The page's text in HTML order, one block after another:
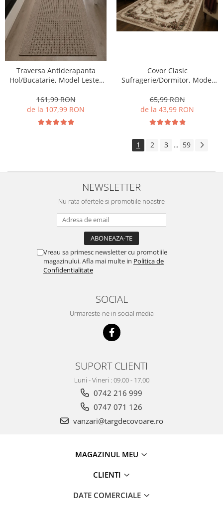
Traversa Antiderapanta
Hol/Bucatarie, Model Lester
161,99 RON
de la 107,99 RON
Covor Clasic
Sufragerie/Dormitor, Model
65,99 RON
de la 43,99 RON
1 2 3 ... 59
NEWSLETTER
Nu rata ofertele si promotiile noastre
Vreau sa primesc newsletter cu promotiile
magazinului. Afla mai multe in Politica de
Confidentialitate
SOCIAL
Urmareste-ne in social media
SUPORT CLIENTI
Luni - Vineri : 09.00 - 17.00
0742 216 999
0747 071 126
vanzari@targdecovoare.ro
MAGAZINUL MEU
CLIENTI
DATE COMERCIALE